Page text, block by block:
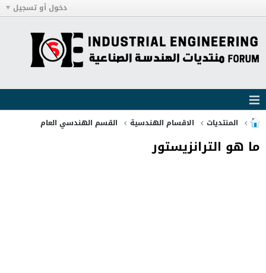
دخول أو تسجيل
المنتديات الاقسام الهندسية القسم الهندسي العام
ما هو الترانزيستور